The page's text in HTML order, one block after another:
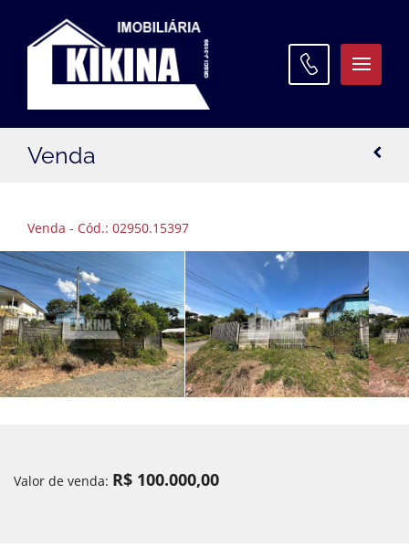
Venda
Venda - Cód.: 02950.15397
Valor de venda: R$ 100.000,00
ATENDIMENTO
Filial Santa Paula:(42) 3027 9645
Filial Oficinas:(42) 3027 9640